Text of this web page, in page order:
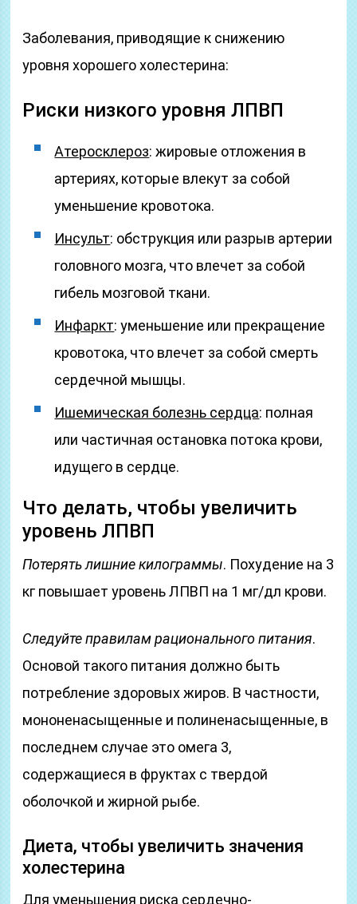
Заболевания, приводящие к снижению
уровня хорошего холестерина:
Риски низкого уровня ЛПВП
Атеросклероз: жировые отложения в
артериях, которые влекут за собой
уменьшение кровотока.
Инсульт: обструкция или разрыв артерии
головного мозга, что влечет за собой
гибель мозговой ткани.
Инфаркт: уменьшение или прекращение
кровотока, что влечет за собой смерть
сердечной мышцы.
Ишемическая болезнь сердца: полная
или частичная остановка потока крови,
идущего в сердце.
Что делать, чтобы увеличить
уровень ЛПВП
Потерять лишние килограммы. Похудение на 3
кг повышает уровень ЛПВП на 1 мг/дл крови.
Следуйте правилам рационального питания.
Основой такого питания должно быть
потребление здоровых жиров. В частности,
мононенасыщенные и полиненасыщенные, в
последнем случае это омега 3,
содержащиеся в фруктах с твердой
оболочкой и жирной рыбе.
Диета, чтобы увеличить значения
холестерина
Для уменьшения риска сердечно-